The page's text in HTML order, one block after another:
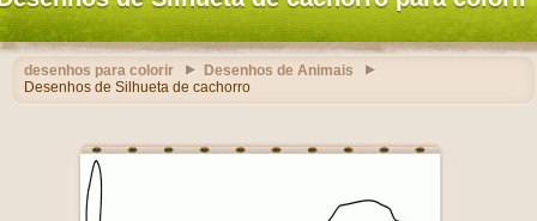
desenhos para colorir
Desenhos de Animais
Desenhos de Silhueta de cachorro